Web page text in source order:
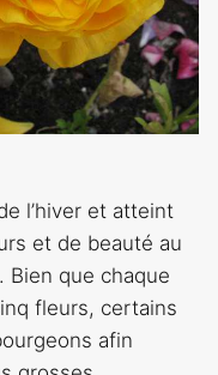
l’hiver et atteint
et de beauté au
Bien que chaque
fleurs, certains
afin